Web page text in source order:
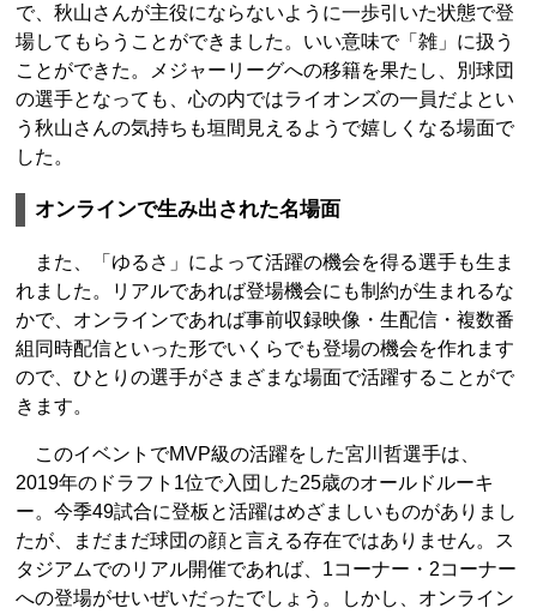
で、秋山さんが主役にならないように一歩引いた状態で登
場してもらうことができました。いい意味で「雑」に扱う
ことができた。メジャーリーグへの移籍を果たし、別球団
の選手となっても、心の内ではライオンズの一員だよとい
う秋山さんの気持ちも垣間見えるようで嬉しくなる場面で
した。
オンラインで生み出された名場面
また、「ゆるさ」によって活躍の機会を得る選手も生ま
れました。リアルであれば登場機会にも制約が生まれるな
かで、オンラインであれば事前収録映像・生配信・複数番
組同時配信といった形でいくらでも登場の機会を作れます
ので、ひとりの選手がさまざまな場面で活躍することがで
きます。
このイベントでMVP級の活躍をした宮川哲選手は、
2019年のドラフト1位で入団した25歳のオールドルーキ
ー。今季49試合に登板と活躍はめざましいものがありまし
たが、まだまだ球団の顔と言える存在ではありません。ス
タジアムでのリアル開催であれば、1コーナー・2コーナー
への登場がせいぜいだったでしょう。しかし、オンライン